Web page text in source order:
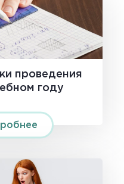
проведения
году